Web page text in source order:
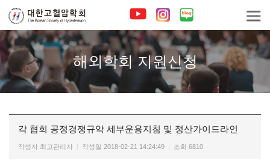
해외학회 지원신청
각 협회 공정경쟁규약 세부운용지침 및 정산가이드라인
작성자 최고관리자 작성일 2018-02-21 14:24:49 조회 6810